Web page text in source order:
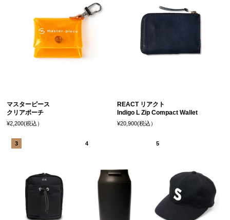
マスターピース
クリアポーチ
¥2,200(税込）
REACT リアクト
Indigo L Zip Compact Wallet
¥20,900(税込）